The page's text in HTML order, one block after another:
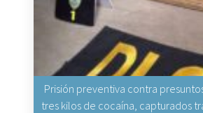
Prisión preventiva contra
tres kilos de cocaína, capturados